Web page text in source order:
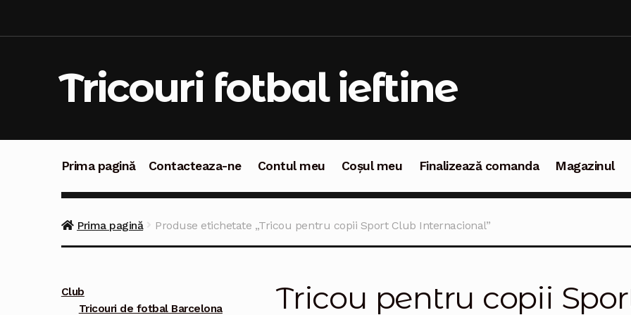
Tricouri fotbal ieftine
Prima pagină Contacteaza-ne Contul meu Coșul meu Finalizează comanda Magazinul
Prima pagină Produse etichetate „Tricou pentru copii Sport Club Internacional”
Tricou pentru copii
Club
Tricouri de fotbal Barcelona